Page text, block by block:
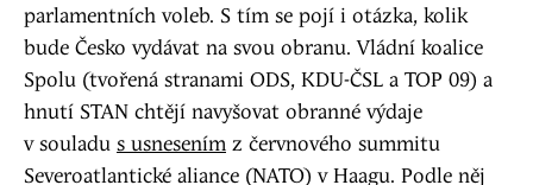
parlamentních voleb. S tím se pojí i otázka, kolik
bude Česko vydávat na svou obranu. Vládní koalice
Spolu (tvořená stranami ODS, KDU-ČSL a TOP 09) a
hnutí STAN chtějí navyšovat obranné výdaje
v souladu s usnesením z červnového summitu
Severoatlantické aliance (NATO) v Haagu. Podle něj